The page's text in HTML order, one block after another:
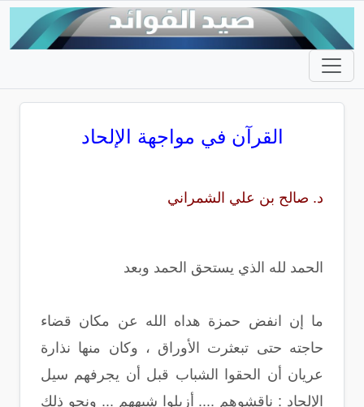
القرآن في مواجهة الإلحاد
د. صالح بن علي الشمراني
الحمد لله الذي يستحق الحمد وبعد
ما إن انفض حمزة هداه الله عن مكان قضاء
حاجته حتى تبعثرت الأوراق ، وكان منها نذارة
عريان أن الحقوا الشباب قبل أن يجرفهم سيل
الإلحاد : ناقشوهم .... أزيلوا شبههم ... ونحو ذلك